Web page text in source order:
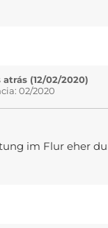
(12/02/2020)
02/2020
im Flur eher